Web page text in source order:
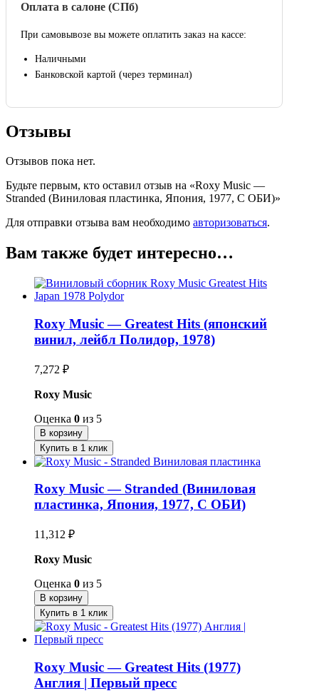
Оплата в салоне (СПб)
При самовывозе вы можете оплатить заказ на кассе:
Наличными
Банковской картой (через терминал)
Отзывы
Отзывов пока нет.
Будьте первым, кто оставил отзыв на «Roxy Music —
Stranded (Виниловая пластинка, Япония, 1977, С ОБИ)»
Для отправки отзыва вам необходимо авторизоваться.
Вам также будет интересно…
Roxy Music — Greatest Hits (японский
винил, лейбл Полидор, 1978)
7,272 ₽
Roxy Music
Оценка 0 из 5
В корзину
Купить в 1 клик
Roxy Music — Stranded (Виниловая
пластинка, Япония, 1977, С ОБИ)
11,312 ₽
Roxy Music
Оценка 0 из 5
В корзину
Купить в 1 клик
Roxy Music — Greatest Hits (1977)
Англия | Первый пресс